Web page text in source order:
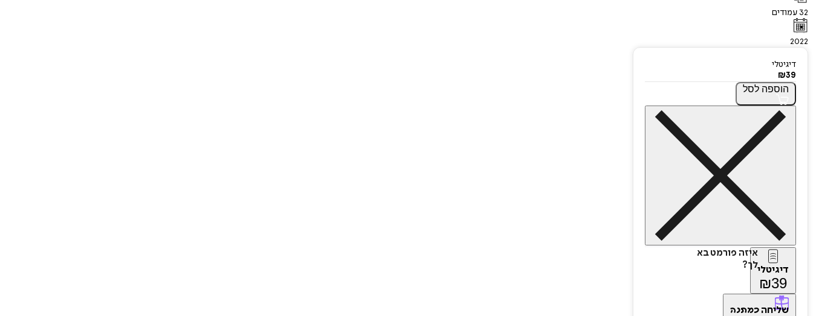
32 עמודים
2022
דיגיטלי
₪39
הוספה לסל
איזה פורמט בא
לך?דיגיטלי
₪39
שליחהכמתנה